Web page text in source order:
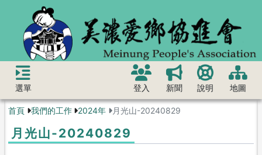
選單 登入 新聞 說明 地圖
首頁 我們的工作 2024年 月光山-20240829
月光山-20240829